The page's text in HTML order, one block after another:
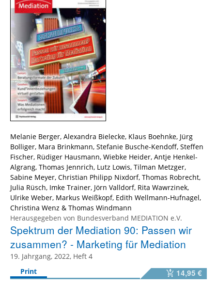
Melanie Berger, Alexandra Bielecke, Klaus Boehnke, Jürg
Bolliger, Mara Brinkmann, Stefanie Busche-Kendoff, Steffen
Fischer, Rüdiger Hausmann, Wiebke Heider, Antje Henkel-
Algrang, Thomas Jennrich, Lutz Lowis, Tilman Metzger,
Sabine Meyer, Christian Philipp Nixdorf, Thomas Robrecht,
Julia Rüsch, Imke Trainer, Jörn Valldorf, Rita Wawrzinek,
Ulrike Weber, Markus Weißkopf, Edith Wellmann-Hufnagel,
Christina Wenz & Thomas Windmann
Herausgegeben von Bundesverband MEDIATION e.V.
Spektrum der Mediation 90: Passen wir
zusammen? - Marketing für Mediation
19. Jahrgang, 2022, Heft 4
Print
14,95 €